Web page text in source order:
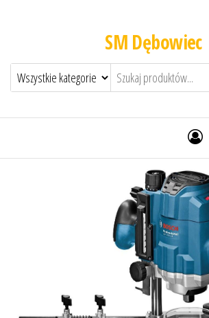
SM Dębowiec